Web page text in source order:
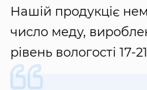
Нашій продукціє
число меду,
рівень вологості 17-